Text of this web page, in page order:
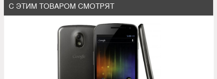
С ЭТИМ ТОВАРОМ СМОТРЯТ